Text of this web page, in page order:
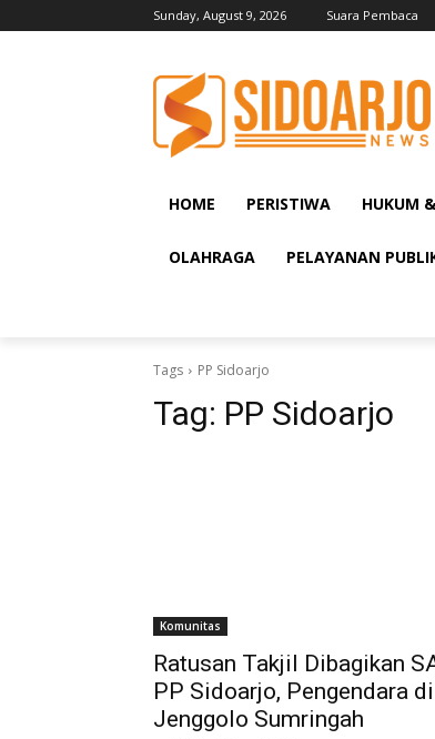
Sunday, August 9, 2026 Suara Pembaca
HOME PERISTIWA HUKUM
OLAHRAGA PELAYANAN
Tags PP Sidoarjo
Tag: PP Sidoarjo
Komunitas
Ratusan Takjil Dibagikan
PP Sidoarjo, Pengendara di
Jenggolo Sumringah